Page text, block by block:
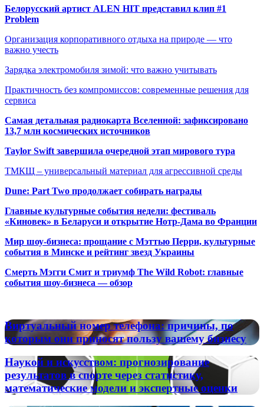
Белорусский артист ALEN HIT представил клип #1
Problem
Организация корпоративного отдыха на природе — что
важно учесть
Зарядка электромобиля зимой: что важно учитывать
Практичность без компромиссов: современные решения для
сервиса
Самая детальная радиокарта Вселенной: зафиксировано
13,7 млн космических источников
Taylor Swift завершила очередной этап мирового тура
ТМКЩ – универсальный материал для агрессивной среды
Dune: Part Two продолжает собирать награды
Главные культурные события недели: фестиваль
«Киновек» в Беларуси и открытие Нотр-Дама во Франции
Мир шоу-бизнеса: прощание с Мэттью Перри, культурные
события в Минске и рейтинг звезд Украины
Смерть Мэгги Смит и триумф The Wild Robot: главные
события шоу-бизнеса — обзор
Виртуальный
номер
телефона:
причины,
по
которым
они
приносят
Виртуальный номер телефона: причины, по
которым они приносят пользу вашему бизнесу
Наукой
и
искусством:
прогнозирование
Наукой и искусством: прогнозирование
результатов в спорте через статистику,
математические модели и экспертные оценки